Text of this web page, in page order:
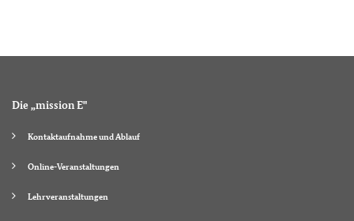
Die „mission E"
Kontaktaufnahme und Ablauf
Online-Veranstaltungen
Lehrveranstaltungen